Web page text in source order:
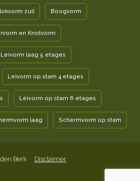
zuil Boogvorm
en Knotvorm
Leivorm laag 5 etages
Leivorm op stam 4 etages
Leivorm op stam 6 etages
laag Schermvorm op stam
Berk
Disclaimer